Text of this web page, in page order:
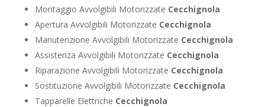
Montaggio Avvolgibili Motorizzate Cecchignola
Apertura Avvolgibili Motorizzate Cecchignola
Manutenzione Avvolgibili Motorizzate Cecchignola
Assistenza Avvolgibili Motorizzate Cecchignola
Riparazione Avvolgibili Motorizzate Cecchignola
Sostituzione Avvolgibili Motorizzate Cecchignola
Tapparelle Elettriche Cecchignola